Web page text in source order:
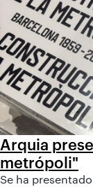
Arquia
metrópoli"
Se ha